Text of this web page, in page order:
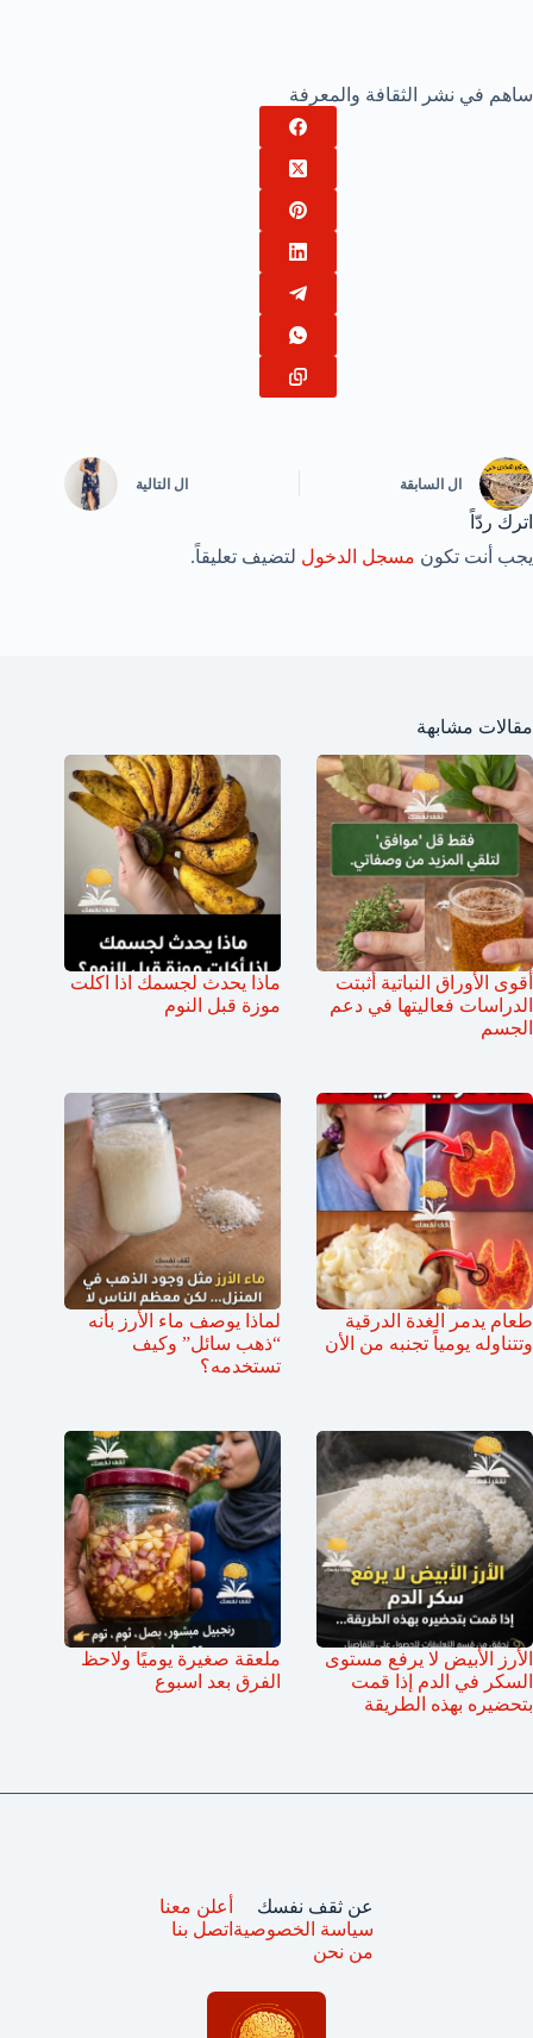
ساهم في نشر الثقافة والمعرفة
ال السابقة ال التالية
اترك ردّاً
يجب أنت تكون مسجل الدخول لتضيف تعليقاً.
مقالات مشابهة
أقوى الأوراق النباتية أثبتت
الدراسات فعاليتها في دعم
الجسم
ماذا يحدث لجسمك اذا اكلت
موزة قبل النوم
طعام يدمر الغدة الدرقية
وتتناوله يومياً تجنبه من الأن
لماذا يوصف ماء الأرز بأنه
“ذهب سائل” وكيف
تستخدمه؟
الأرز الأبيض لا يرفع مستوى
السكر في الدم إذا قمت
بتحضيره بهذه الطريقة
ملعقة صغيرة يوميًا ولاحظ
الفرق بعد اسبوع
عن ثقف نفسك
سياسة الخصوصية
من نحن
أعلن معنا
اتصل بنا